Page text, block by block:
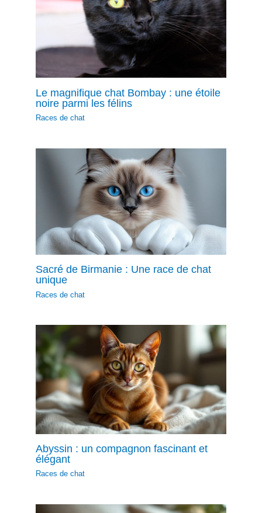
Le magnifique chat Bombay : une étoile
noire parmi les félins
Races de chat
Sacré de Birmanie : Une race de chat
unique
Races de chat
Abyssin : un compagnon fascinant et
élégant
Races de chat